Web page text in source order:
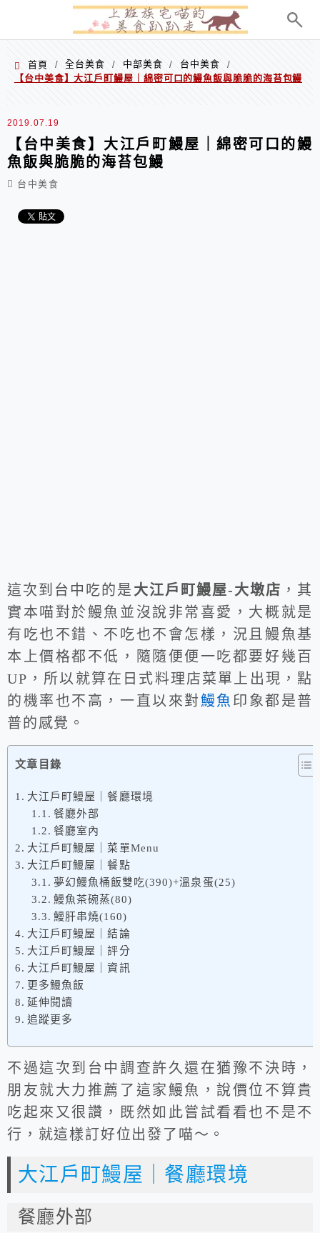
首頁 / 全台美食 / 中部美食 / 台中美食
/
【台中美食】大江戶町鰻屋｜綿密可口的鰻魚飯與脆脆的海苔包鰻
2019.07.19
【台中美食】大江戶町鰻屋｜綿密可口的鰻
魚飯與脆脆的海苔包鰻
台中美食
這次到台中吃的是 大江戶町鰻屋-大墩店 ，其
實本喵對於鰻魚並沒說非常喜愛，大概就是
有吃也不錯、不吃也不會怎樣，況且鰻魚基
本上價格都不低，隨隨便便一吃都要好幾百
UP，所以就算在日式料理店菜單上出現，點
的機率也不高，一直以來對鰻魚 印象都是普
普的感覺。
文章目錄
大江戶町鰻屋｜餐廳環境
餐廳外部
餐廳室內
大江戶町鰻屋｜菜單Menu
大江戶町鰻屋｜餐點
夢幻鰻魚桶飯雙吃(390)+溫泉蛋(25)
鰻魚茶碗蒸(80)
鰻肝串燒(160)
大江戶町鰻屋｜結論
大江戶町鰻屋｜評分
大江戶町鰻屋｜資訊
更多鰻魚飯
延伸閱讀
追蹤更多
不過這次到台中調查許久還在猶豫不決時，
朋友就大力推薦了這家鰻魚，說價位不算貴
吃起來又很讚，既然如此嘗試看看也不是不
行，就這樣訂好位出發了喵～。
大江戶町鰻屋｜餐廳環境
餐廳外部